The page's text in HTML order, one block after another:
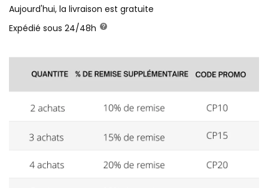
Aujourd'hui, la livraison est gratuite
Expédié sous 24/48h